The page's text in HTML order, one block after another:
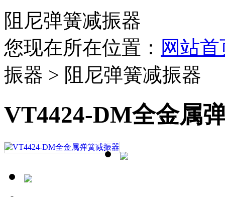
阻尼弹簧减振器
您现在所在位置： 网站首
振器 > 阻尼弹簧减振器
VT4424-DM全金属